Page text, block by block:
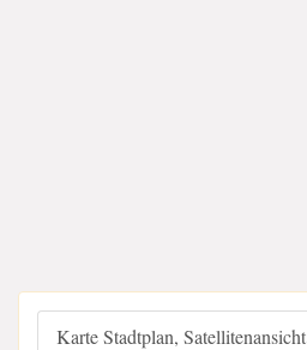
Karte Stadtplan, Satellitenansicht